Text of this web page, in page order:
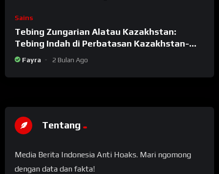
Sains
Tebing Zungarian Alatau Kazakhstan:
Tebing Indah di Perbatasan Kazakhstan-
China
Fayra 2 Bulan Ago
Tentang
Media Berita Indonesia Anti Hoaks. Mari ngomong
dengan data dan fakta!